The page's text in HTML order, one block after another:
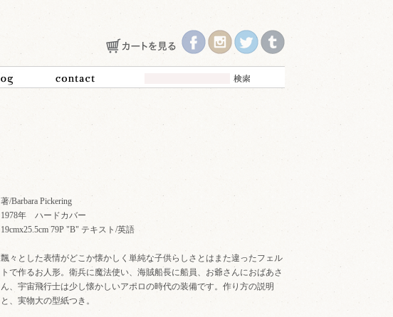
著/Barbara Pickering
1978年 ハードカバー
19cmx25.5cm 79P "B" テキスト/英語
飄々とした表情がどこか懐かしく単純な子供らしさとはまた違ったフェル
トで作るお人形。衛兵に魔法使い、海賊船長に船員、お爺さんにおばあさ
ん、宇宙飛行士は少し懐かしいアポロの時代の装備です。作り方の説明
と、実物大の型紙つき。